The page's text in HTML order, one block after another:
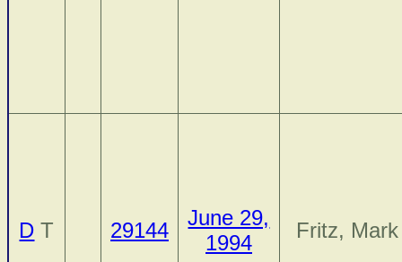
D T 29144
June 29,
1994
Fritz, Mark